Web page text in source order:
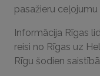
pasažieru ceļojumu
Informācija Rīgas
reisi no Rīgas uz
Rīgu šodien